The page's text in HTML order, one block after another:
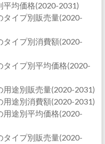
平均価格(2020-2031)
タイプ別販売量(2020-
タイプ別消費額(2020-
タイプ別平均価格(2020-
用途別販売量(2020-2031)
用途別消費額(2020-2031)
用途別平均価格(2020-
タイプ別販売量(2020-